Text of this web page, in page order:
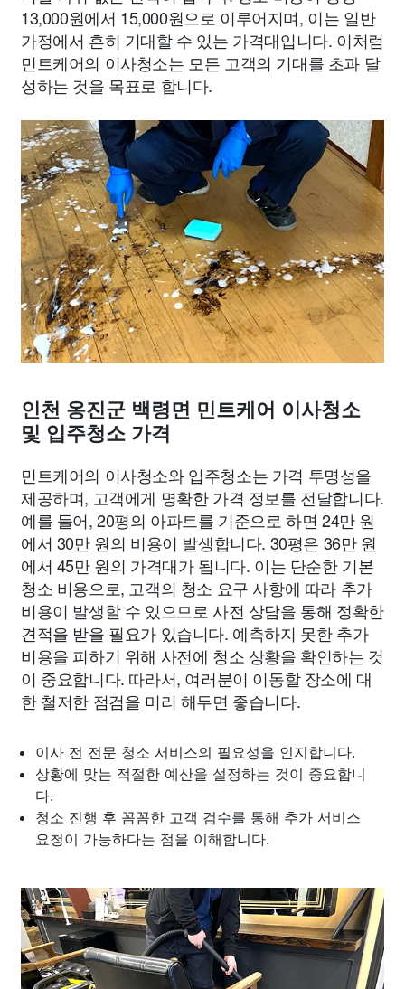
13,000원에서 15,000원으로 이루어지며, 이는 일반
가정에서 흔히 기대할 수 있는 가격대입니다. 이처럼
민트케어의 이사청소는 모든 고객의 기대를 초과 달
성하는 것을 목표로 합니다.
인천 옹진군 백령면 민트케어 이사청소
및 입주청소 가격
민트케어의 이사청소와 입주청소는 가격 투명성을
제공하며, 고객에게 명확한 가격 정보를 전달합니다.
예를 들어, 20평의 아파트를 기준으로 하면 24만 원
에서 30만 원의 비용이 발생합니다. 30평은 36만 원
에서 45만 원의 가격대가 됩니다. 이는 단순한 기본
청소 비용으로, 고객의 청소 요구 사항에 따라 추가
비용이 발생할 수 있으므로 사전 상담을 통해 정확한
견적을 받을 필요가 있습니다. 예측하지 못한 추가
비용을 피하기 위해 사전에 청소 상황을 확인하는 것
이 중요합니다. 따라서, 여러분이 이동할 장소에 대
한 철저한 점검을 미리 해두면 좋습니다.
이사 전 전문 청소 서비스의 필요성을 인지합니다.
상황에 맞는 적절한 예산을 설정하는 것이 중요합니
다.
청소 진행 후 꼼꼼한 고객 검수를 통해 추가 서비스
요청이 가능하다는 점을 이해합니다.